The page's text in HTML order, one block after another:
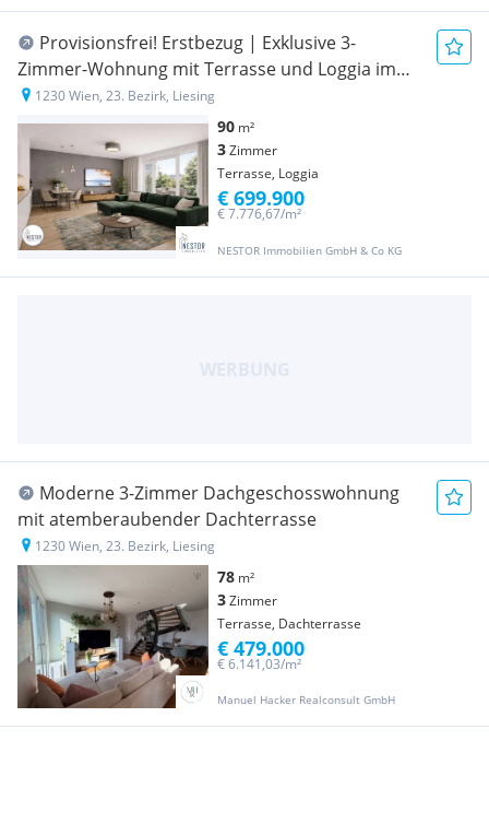
Provisionsfrei! Erstbezug | Exklusive 3-
Zimmer-Wohnung mit Terrasse und Loggia im
Herzen von Liesing - Schlüsselfertig
1230 Wien, 23. Bezirk, Liesing
90 m²
3Zimmer
Terrasse, Loggia
NESTOR Immobilien GmbH & Co KG
€ 7.776,67/m²
€ 699.900
Moderne 3-Zimmer Dachgeschosswohnung
mit atemberaubender Dachterrasse
1230 Wien, 23. Bezirk, Liesing
78 m²
3Zimmer
Terrasse, Dachterrasse
Manuel Hacker Realconsult GmbH
€ 6.141,03/m²
€ 479.000